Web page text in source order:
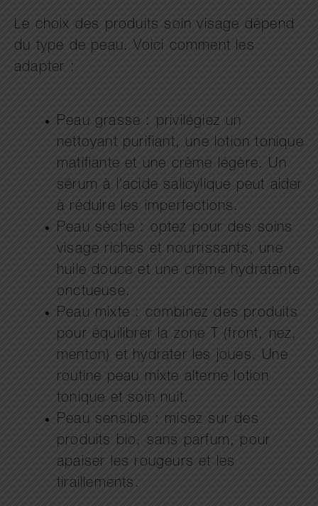
Le choix des produits soin visage dépend
du type de peau. Voici comment les
adapter :
Peau grasse : privilégiez un
nettoyant purifiant, une lotion tonique
matifiante et une crème légère. Un
sérum à l’acide salicylique peut aider
à réduire les imperfections.
Peau sèche : optez pour des soins
visage riches et nourrissants, une
huile douce et une crème hydratante
onctueuse.
Peau mixte : combinez des produits
pour équilibrer la zone T (front, nez,
menton) et hydrater les joues. Une
routine peau mixte alterne lotion
tonique et soin nuit.
Peau sensible : misez sur des
produits bio, sans parfum, pour
apaiser les rougeurs et les
tiraillements.